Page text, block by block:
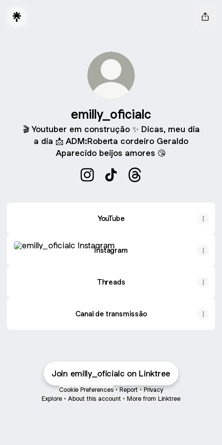
emilly_oficialc
🎬 Youtuber em construção ✨ Dicas, meu dia
a dia 📩 ADM:Roberta cordeiro Geraldo
Aparecido beijos amores 😘
YouTube
Instagram
Threads
Canal de transmissão
Join emilly_oficialc on Linktree
Cookie Preferences • Report • Privacy
Explore • About this account • More from Linktree